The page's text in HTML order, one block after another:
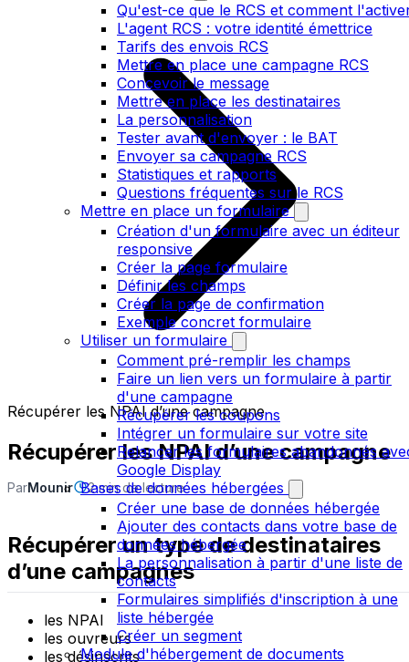
Qu'est-ce que le RCS et comment
L'agent RCS : votre identité émettrice
Tarifs des envois RCS
Mettre en place une campagne RCS
Concevoir le message
Mettre en place les destinataires
La personnalisation
Tester avant d'envoyer : le BAT
Envoyer sa campagne RCS
Statistiques et rapports
Questions fréquentes sur le RCS
Mettre en place un formulaire
Création d'un formulaire avec un éditeur
responsive
Créer la page formulaire
Définir les champs
Créer la page de confirmation
Exemple concret formulaire
Utiliser un formulaire
Comment pré-remplir les champs
Faire un lien vers un formulaire à partir
d'une campagne
Récupérer les coupons
Intégrer un formulaire sur votre site
Relancer les formulaires abandonnés
Google Display
Bases de données hébergées
Créer une base de données hébergée
Ajouter des contacts dans votre base de
données hébergée
La personnalisation à partir d'une liste de
contacts
Formulaires simplifiés d'inscription à une
liste hébergée
Créer un segment
Module d'hébergement de documents
Récupérer les NPAI d’une campagne
Récupérer les NPAI d’une campagne
ParMounir 2 min de lecture
Récupérer un type de destinataires
d’une campagnes
les NPAI
les ouvreurs
les désinscrits